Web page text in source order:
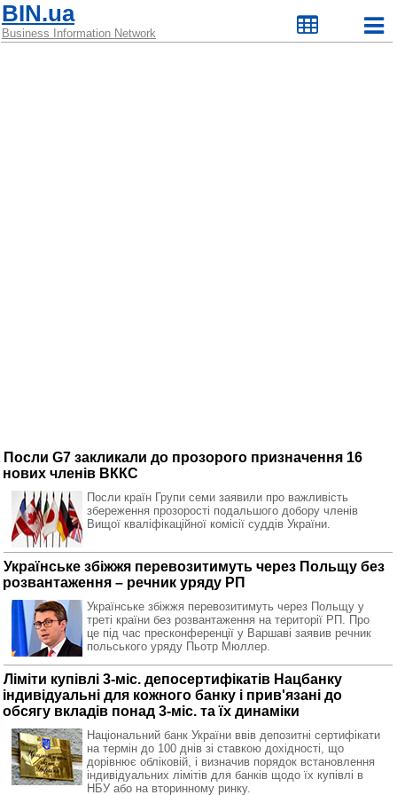
BIN.ua
Business Information Network
Посли G7 закликали до прозорого призначення 16
нових членів ВККС
Посли країн Групи семи заявили про важливість
збереження прозорості подальшого добору членів
Вищої кваліфікаційної комісії суддів України.
Українське збіжжя перевозитимуть через Польщу без
розвантаження – речник уряду РП
Українське збіжжя перевозитимуть через Польщу у
треті країни без розвантаження на території РП. Про
це під час пресконференції у Варшаві заявив речник
польського уряду Пьотр Мюллер.
Ліміти купівлі 3-міс. депосертифікатів Нацбанку
індивідуальні для кожного банку і прив'язані до
обсягу вкладів понад 3-міс. та їх динаміки
Національний банк України ввів депозитні сертифікати
на термін до 100 днів зі ставкою дохідності, що
дорівнює обліковій, і визначив порядок встановлення
індивідуальних лімітів для банків щодо їх купівлі в
НБУ або на вторинному ринку.